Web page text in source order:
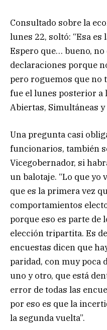
Consultado sobre la
lunes 22, soltó: “Esa
Espero que… bueno,
declaraciones porque
pero roguemos que no
fue el lunes posterior a
Abiertas, Simultáneas
Una pregunta casi
funcionarios, también
Vicegobernador, si
un balotaje. “Lo que yo
que es la primera vez
comportamientos
porque eso es parte de
elección tripartita. Es
encuestas dicen que
paridad, con muy poca
uno y otro, que está
error de todas las
por eso es que la
la segunda vuelta”.